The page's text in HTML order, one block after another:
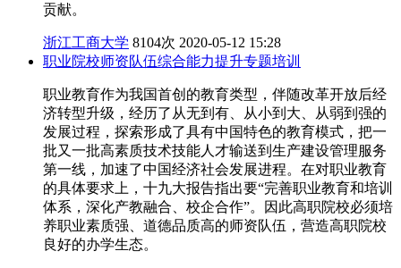
贡献。
浙江工商大学 8104次 2020-05-12 15:28
职业院校师资队伍综合能力提升专题培训
职业教育作为我国首创的教育类型，伴随改革开放后经
济转型升级，经历了从无到有、从小到大、从弱到强的
发展过程，探索形成了具有中国特色的教育模式，把一
批又一批高素质技术技能人才输送到生产建设管理服务
第一线，加速了中国经济社会发展进程。在对职业教育
的具体要求上，十九大报告指出要“完善职业教育和培训
体系，深化产教融合、校企合作”。因此高职院校必须培
养职业素质强、道德品质高的师资队伍，营造高职院校
良好的办学生态。